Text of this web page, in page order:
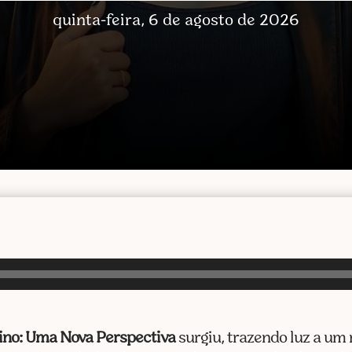
quinta-feira, 6 de agosto de 2026
Uma Nova Perspectivasurgiu, trazendo luz a um